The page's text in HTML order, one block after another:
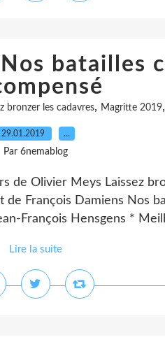
batailles
bronzer les cadavres, Magritte 2019,
29.01.2019 …
Par 6nemablog
de Olivier Meys Laissez
François Damiens Nos
François Hensgens *
Lire la suite